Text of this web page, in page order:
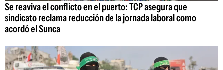
Se reaviva el conflicto en el puerto: TCP asegura que
sindicato reclama reducción de la jornada laboral como
acordó el Sunca